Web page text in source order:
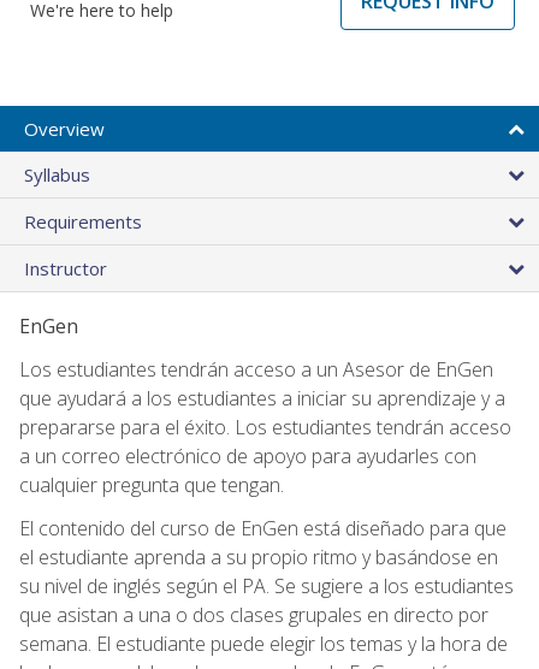
We're here to help
Overview
Syllabus
Requirements
Instructor
EnGen
Los estudiantes tendrán acceso a un Asesor de EnGen
que ayudará a los estudiantes a iniciar su aprendizaje y a
prepararse para el éxito. Los estudiantes tendrán acceso
a un correo electrónico de apoyo para ayudarles con
cualquier pregunta que tengan.
El contenido del curso de EnGen está diseñado para que
el estudiante aprenda a su propio ritmo y basándose en
su nivel de inglés según el PA. Se sugiere a los estudiantes
que asistan a una o dos clases grupales en directo por
semana. El estudiante puede elegir los temas y la hora de